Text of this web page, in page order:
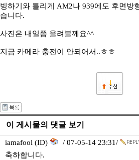
빙하기와 틀리게 AM2나 939에도 후면방
습니다.
사진은 내일쯤 올려볼께요^^
지금 카메라 충전이 안되어서..ㅎㅎ
1
이 게시물의 댓글 보기
iamafool (ID)
/ 07-05-14 23:31/
축하합니다.